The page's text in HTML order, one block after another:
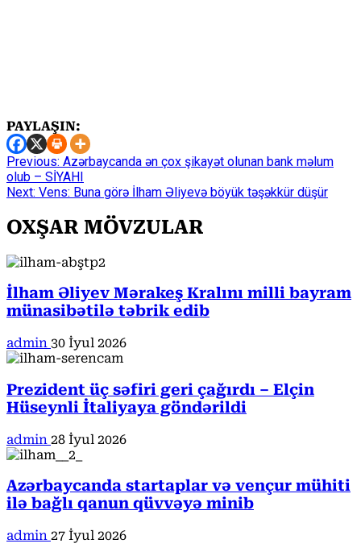
PAYLAŞIN:
Continue
Reading
Previous: Azərbaycanda ən çox şikayət olunan bank məlum
olub – SİYAHI
Next: Vens: Buna görə İlham Əliyevə böyük təşəkkür düşür
OXŞAR MÖVZULAR
İlham Əliyev Mərakeş Kralını milli bayram
münasibətilə təbrik edib
admin 30 İyul 2026
Prezident üç səfiri geri çağırdı – Elçin
Hüseynli İtaliyaya göndərildi
admin 28 İyul 2026
Azərbaycanda startaplar və vençur mühiti
ilə bağlı qanun qüvvəyə minib
admin 27 İyul 2026